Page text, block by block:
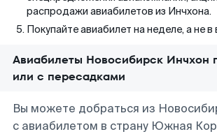
распродажи авиабилетов из Инчхона.
Покупайте авиабилет на неделе, а не
Авиабилеты Новосибирск Инчхон
или с пересадками
Вы можете добраться из
с авиабилетом в страну Южная